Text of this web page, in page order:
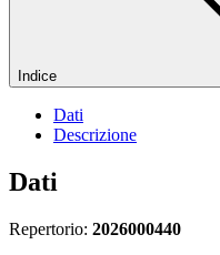
Indice
Dati
Descrizione
Dati
Repertorio: 2026000440